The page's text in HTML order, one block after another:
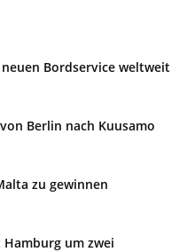
Bordservice weltweit
Berlin nach Kuusamo
zu gewinnen
um zwei